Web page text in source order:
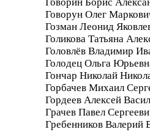
Говорун Олег
Гозман Леонид
Голикова Татьяна
Головлёв Владимир
Голодец Ольга
Гончар Николай
Горбачев Михаил
Гордеев Алексей
Грачев Павел
Гребенников Валерий